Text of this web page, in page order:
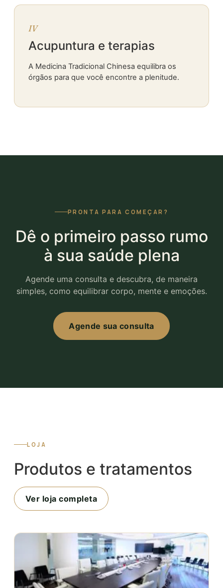
IV
Acupuntura e terapias
A Medicina Tradicional Chinesa equilibra os
órgãos para que você encontre a plenitude.
PRONTA PARA COMEÇAR?
Dê o primeiro passo rumo
à sua saúde plena
Agende uma consulta e descubra, de maneira
simples, como equilibrar corpo, mente e emoções.
Agende sua consulta
LOJA
Produtos e tratamentos
Ver loja completa